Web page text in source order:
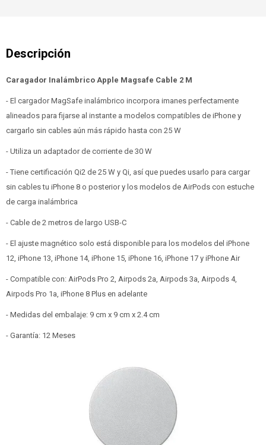
Caragador Inalámbrico Apple Magsafe Cable 2 M
- El cargador MagSafe inalámbrico incorpora imanes perfectamente
alineados para fijarse al instante a modelos compatibles de iPhone y
cargarlo sin cables aún más rápido hasta con 25 W
- Utiliza un adaptador de corriente de 30 W
- Tiene certificación Qi2 de 25 W y Qi, así que puedes usarlo para cargar
sin cables tu iPhone 8 o posterior y los modelos de AirPods con estuche
de carga inalámbrica
- Cable de 2 metros de largo USB-C
- El ajuste magnético solo está disponible para los modelos del iPhone
12, iPhone 13, iPhone 14, iPhone 15, iPhone 16, iPhone 17 y iPhone Air
- Compatible con: AirPods Pro 2, Airpods 2a, Airpods 3a, Airpods 4,
Airpods Pro 1a, iPhone 8 Plus en adelante
- Medidas del embalaje: 9 cm x 9 cm x 2.4 cm
- Garantía: 12 Meses